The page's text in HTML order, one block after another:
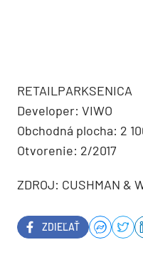
RETAILPARKSENICA
Developer: VIWO
Obchodná plocha: 2
Otvorenie: 2/2017
ZDROJ: CUSHMAN &
ZDIEĽAŤ